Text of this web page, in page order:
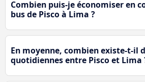
Combien puis-je économiser en
bus de Pisco à Lima ?
En moyenne, combien existe-t-il
quotidiennes entre Pisco et Lima